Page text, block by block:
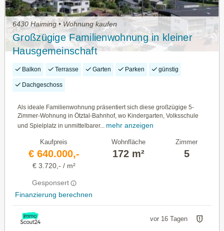
6430 Haiming • Wohnung kaufen
Großzügige Familienwohnung in kleiner
Hausgemeinschaft
Balkon Terrasse Garten Parken günstig
Dachgeschoss
Als ideale Familienwohnung präsentiert sich diese großzügige 5-
Zimmer-Wohnung in Ötztal-Bahnhof, wo Kindergarten, Volksschule
und Spielplatz in unmittelbarer... mehr anzeigen
Kaufpreis
€ 640.000,-
€ 3.720,- / m²
Gesponsert
Finanzierung berechnen
Wohnfläche
172 m²
Zimmer
5
vor 16 Tagen